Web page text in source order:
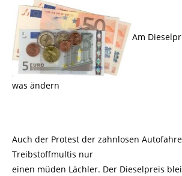
Am
was ändern
Auch der Protest der zahnlosen
Treibstoffmultis nur
einen müden Lächler. Der Dieselpreis